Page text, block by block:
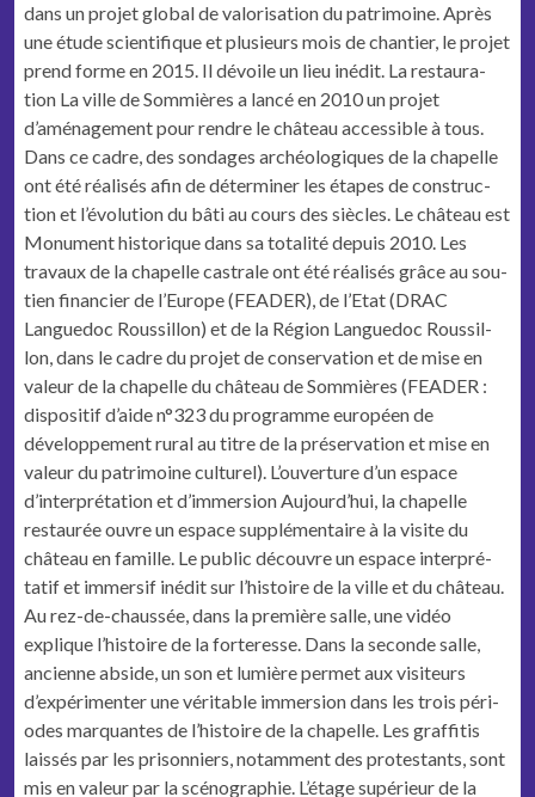
dans un pro­jet glob­al de val­ori­sa­tion du pat­ri­moine. Après
une étude sci­en­tifique et plusieurs mois de chantier, le pro­jet
prend forme en 2015. Il dévoile un lieu inédit. La restau­ra­
tion La ville de Som­mières a lancé en 2010 un pro­jet
d’aménagement pour ren­dre le château acces­si­ble à tous.
Dans ce cadre, des sondages archéologiques de la chapelle
ont été réal­isés afin de déter­min­er les étapes de con­struc­
tion et l’évolution du bâti au cours des siècles. Le château est
Mon­u­ment his­torique dans sa total­ité depuis 2010. Les
travaux de la chapelle cas­trale ont été réal­isés grâce au sou­
tien financier de l’Europe (FEADER), de l’Etat (DRAC
Langue­doc Rous­sil­lon) et de la Région Langue­doc Rous­sil­
lon, dans le cadre du pro­jet de con­ser­va­tion et de mise en
valeur de la chapelle du château de Som­mières (FEADER :
dis­posi­tif d’aide n°323 du pro­gramme européen de
développe­ment rur­al au titre de la préser­va­tion et mise en
valeur du pat­ri­moine culturel). L’ouverture d’un espace
d’interprétation et d’immersionAujourd’hui, la chapelle
restau­rée ouvre un espace sup­plé­men­taire à la vis­ite du
château en famille. Le pub­lic décou­vre un espace inter­pré­
tatif et immer­sif inédit sur l’histoire de la ville et du château.
Au rez-de-chaussée, dans la pre­mière salle, une vidéo
explique l’histoire de la forter­esse. Dans la sec­onde salle,
anci­enne abside, un son et lumière per­met aux vis­i­teurs
d’expérimenter une véri­ta­ble immer­sion dans les trois péri­
odes mar­quantes de l’histoire de la chapelle. Les graf­fi­tis
lais­sés par les pris­on­niers, notam­ment des protes­tants, sont
mis en valeur par la scénographie. L’étage supérieur de la